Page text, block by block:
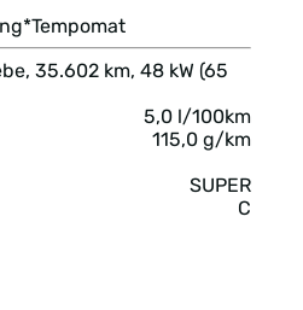
35.602 km, 48 kW (65
5,0 l/100km
115,0 g/km
SUPER
C